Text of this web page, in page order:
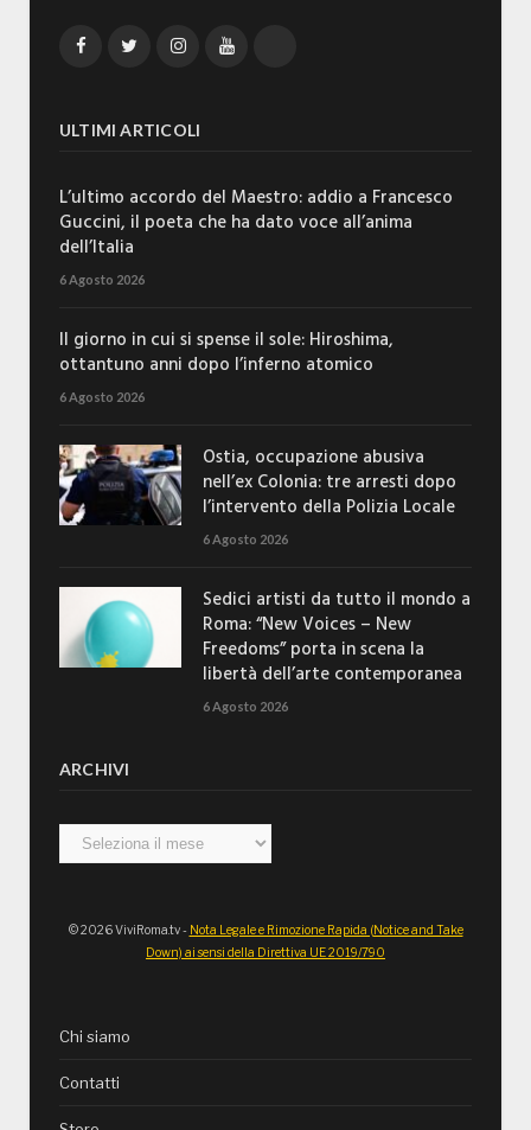
FacebookTwitterInstagramYouTube
ULTIMI ARTICOLI
L’ultimo accordo del Maestro: addio a Francesco
Guccini, il poeta che ha dato voce all’anima
dell’Italia
6 Agosto 2026
Il giorno in cui si spense il sole: Hiroshima,
ottantuno anni dopo l’inferno atomico
6 Agosto 2026
Ostia, occupazione abusiva
nell’ex Colonia: tre arresti dopo
l’intervento della Polizia Locale
6 Agosto 2026
Sedici artisti da tutto il mondo a
Roma: “New Voices – New
Freedoms” porta in scena la
libertà dell’arte contemporanea
6 Agosto 2026
ARCHIVI
Archivi
© 2026 ViviRoma.tv - Nota Legale e Rimozione Rapida (Notice and Take
Down) ai sensi della Direttiva UE 2019/790
Chi siamo
Contatti